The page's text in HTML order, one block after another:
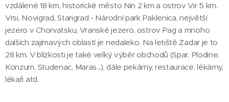
vzdálené 18 km, historické město Nin 2 km a ostrov Vir 5 km.
Vrsi, Novigrad, Starigrad - Národní park Paklenica, největší
jezero v Chorvatsku, Vranské jezero, ostrov Pag a mnoho
dalších zajímavých oblastí je nedaleko. Na letiště Zadar je to
28 km. V blízkosti je také velký výběr obchodů (Spar, Plodine,
Konzum, Studenac, Maras...), dále pekárny, restaurace, lékárny,
lékaři atd.